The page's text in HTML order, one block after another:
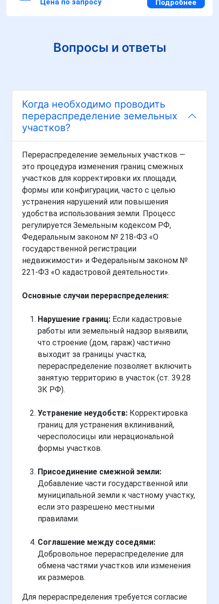
Подробнее
Вопросы и ответы
Когда необходимо проводить
перераспределение земельных
участков?
Перераспределение земельных участков —
это процедура изменения границ смежных
участков для корректировки их площади,
формы или конфигурации, часто с целью
устранения нарушений или повышения
удобства использования земли. Процесс
регулируется Земельным кодексом РФ,
Федеральным законом № 218-ФЗ «О
государственной регистрации
недвижимости» и Федеральным законом №
221-ФЗ «О кадастровой деятельности».
Основные случаи перераспределения:
Нарушение границ: Если кадастровые
работы или земельный надзор выявили,
что строение (дом, гараж) частично
выходит за границы участка,
перераспределение позволяет включить
занятую территорию в участок (ст. 39.28
ЗК РФ).
Устранение неудобств: Корректировка
границ для устранения вклиниваний,
чересполосицы или нерациональной
формы участков.
Присоединение смежной земли:
Добавление части государственной или
муниципальной земли к частному участку,
если это разрешено местными
правилами.
Соглашение между соседями:
Добровольное перераспределение для
обмена частями участков или изменения
их размеров.
Для перераспределения требуется согласие